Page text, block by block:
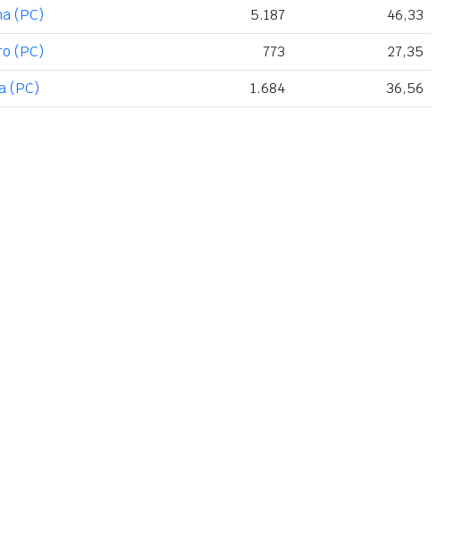
(PC)
5.187
46,33
(PC)
773
27,35
(PC)
1.684 36,56